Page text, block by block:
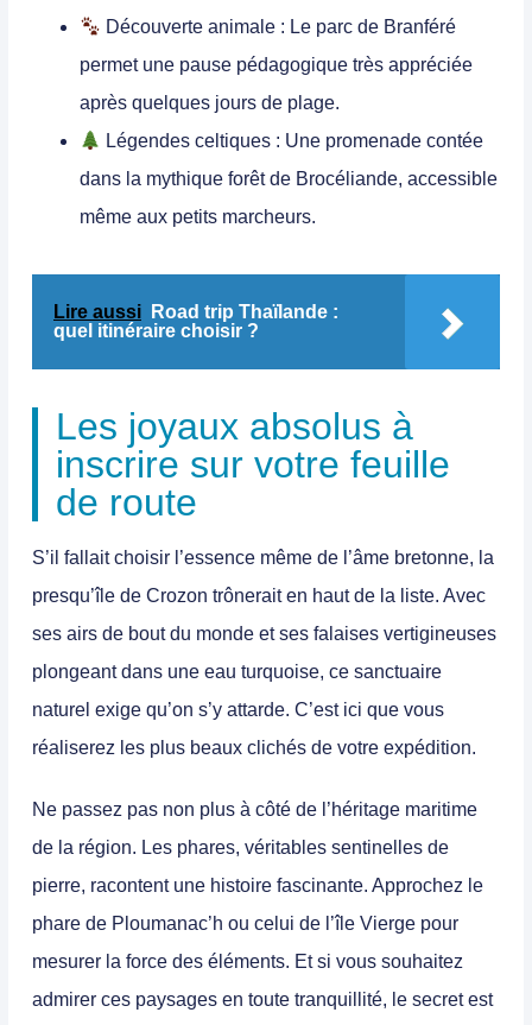
Découverte animale : Le parc de Branféré
permet une pause pédagogique très appréciée
après quelques jours de plage.
Légendes celtiques : Une promenade contée
dans la mythique forêt de Brocéliande, accessible
même aux petits marcheurs.
Lire aussi
Road trip Thaïlande :
quel itinéraire choisir ?
Les joyaux absolus à
inscrire sur votre feuille
de route
S’il fallait choisir l’essence même de l’âme bretonne, la
presqu’île de Crozon trônerait en haut de la liste. Avec
ses airs de bout du monde et ses falaises vertigineuses
plongeant dans une eau turquoise, ce sanctuaire
naturel exige qu’on s’y attarde. C’est ici que vous
réaliserez les plus beaux clichés de votre expédition.
Ne passez pas non plus à côté de l’héritage maritime
de la région. Les phares, véritables sentinelles de
pierre, racontent une histoire fascinante. Approchez le
phare de Ploumanac’h ou celui de l’île Vierge pour
mesurer la force des éléments. Et si vous souhaitez
admirer ces paysages en toute tranquillité, le secret est